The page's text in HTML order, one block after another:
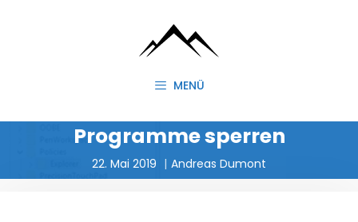
MENÜ
Programme sperren
22. Mai 2019 Andreas Dumont